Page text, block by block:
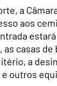
a
aos
casas
a
outros